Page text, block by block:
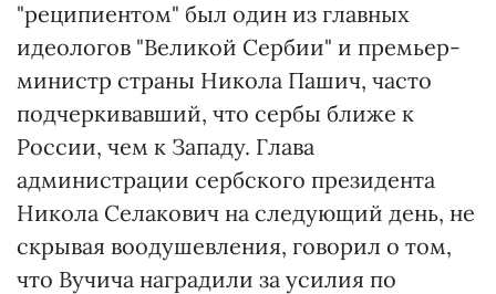
"реципиентом" был один из главных
идеологов "Великой Сербии" и премьер-
министр страны Никола Пашич, часто
подчеркивавший, что сербы ближе к
России, чем к Западу. Глава
администрации сербского президента
Никола Селакович на следующий день, не
скрывая воодушевления, говорил о том,
что Вучича наградили за усилия по